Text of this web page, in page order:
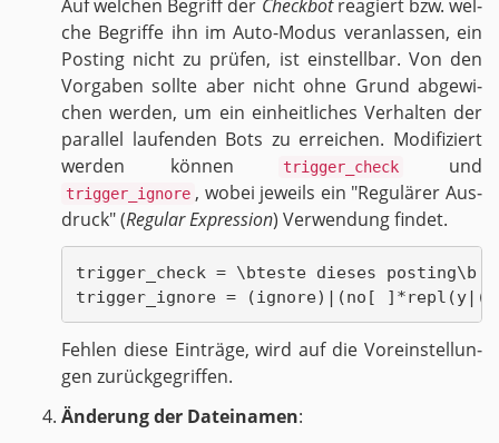
Auf wel­chen Be­griff der Check­botre­agiert bzw. wel­
che Be­grif­fe ihn im Au­to-Mo­dus ver­an­las­sen, ein
Pos­ting nicht zu prü­fen, ist ein­stell­bar. Von den
Vor­ga­ben soll­te aber nicht ohne Grund ab­ge­wi­
chen wer­den, um ein ein­heit­li­ches Ver­hal­ten der
par­al­lel lau­fen­den Bots zu er­rei­chen. Mo­di­fi­ziert
wer­den kön­nen
trigger_check und
trigger_ignore , wobei je­weils ein "Re­gu­lä­rer Aus­
druck" (Re­gu­lar Ex­pres­si­on) Ver­wen­dung fin­det.
trigger_check = \bteste dieses posting\b
Feh­len diese Ein­trä­ge, wird auf die Vor­ein­stel­lun­
gen zu­rück­ge­grif­fen.
Än­de­rung der Da­tei­na­men: